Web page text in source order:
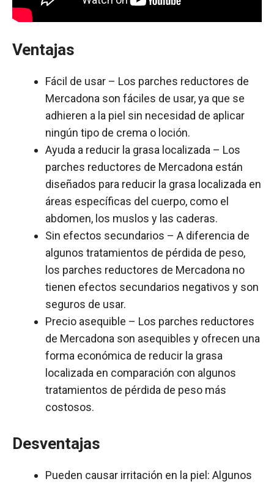
Ventajas
Fácil de usar – Los parches reductores de
Mercadona son fáciles de usar, ya que se
adhieren a la piel sin necesidad de aplicar
ningún tipo de crema o loción.
Ayuda a reducir la grasa localizada – Los
parches reductores de Mercadona están
diseñados para reducir la grasa localizada en
áreas específicas del cuerpo, como el
abdomen, los muslos y las caderas.
Sin efectos secundarios – A diferencia de
algunos tratamientos de pérdida de peso,
los parches reductores de Mercadona no
tienen efectos secundarios negativos y son
seguros de usar.
Precio asequible – Los parches reductores
de Mercadona son asequibles y ofrecen una
forma económica de reducir la grasa
localizada en comparación con algunos
tratamientos de pérdida de peso más
costosos.
Desventajas
Pueden causar irritación en la piel: Algunos